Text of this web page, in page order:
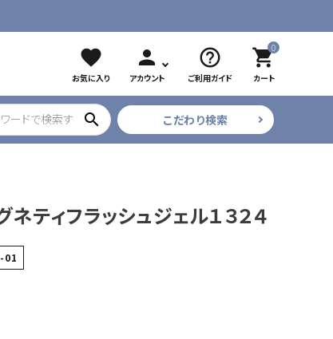
favorite
お気に入り
person
アカウント
help_outline
ご利用ガイド
0
shopping_cart
カート
search こだわり検索
ティフラッシュジェル１３２４
01